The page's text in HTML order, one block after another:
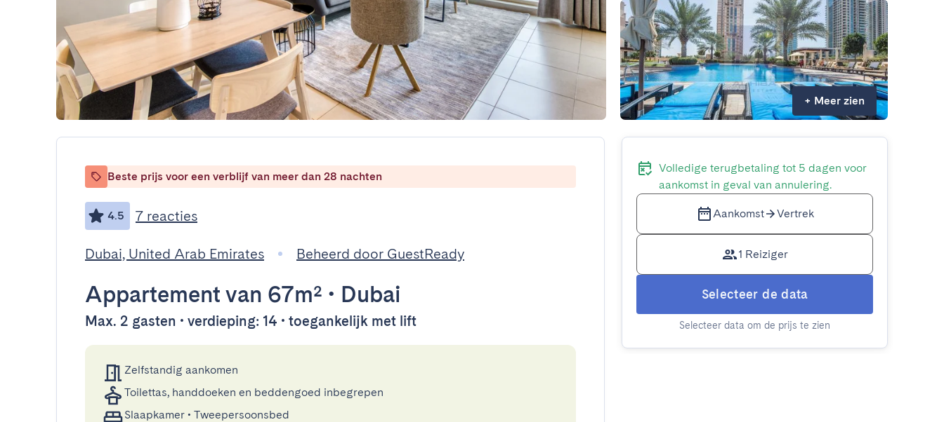
+ Meer zien
Beste prijs voor een verblijf van meer dan 28 nachten
4.5 7 reacties
Dubai, United Arab Emirates Beheerd door GuestReady
Appartement van 67m² • Dubai
Max. 2 gasten • verdieping: 14 • toegankelijk met lift
Zelfstandig aankomen
Toilettas, handdoeken en beddengoed inbegrepen
Slaapkamer • Tweepersoonsbed
Volledige terugbetaling tot 5 dagen voor
aankomst in geval van annulering.
Aankomst Vertrek
1 Reiziger
Selecteer de data
Selecteer data om de prijs te zien